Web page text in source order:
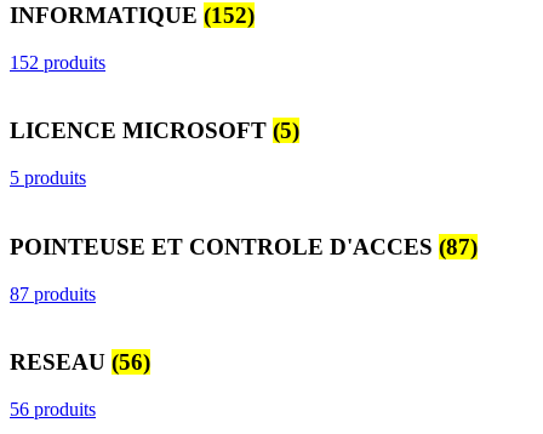
INFORMATIQUE (152)
152 produits
LICENCE MICROSOFT (5)
5 produits
POINTEUSE ET CONTROLE D'ACCES (87)
87 produits
RESEAU (56)
56 produits